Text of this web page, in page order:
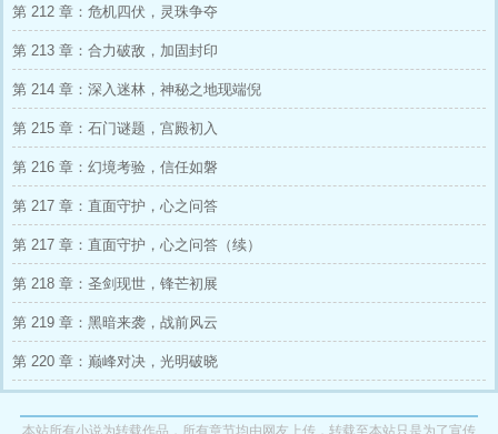
第 212 章：危机四伏，灵珠争夺
第 213 章：合力破敌，加固封印
第 214 章：深入迷林，神秘之地现端倪
第 215 章：石门谜题，宫殿初入
第 216 章：幻境考验，信任如磐
第 217 章：直面守护，心之问答
第 217 章：直面守护，心之问答（续）
第 218 章：圣剑现世，锋芒初展
第 219 章：黑暗来袭，战前风云
第 220 章：巅峰对决，光明破晓
本站所有小说为转载作品，所有章节均由网友上传，转载至本站只是为了宣传